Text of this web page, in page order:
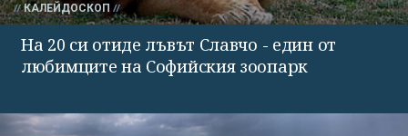
КАЛЕЙДОСКОП
На 20 си отиде лъвът Славчо - един от
любимците на Софийския зоопарк